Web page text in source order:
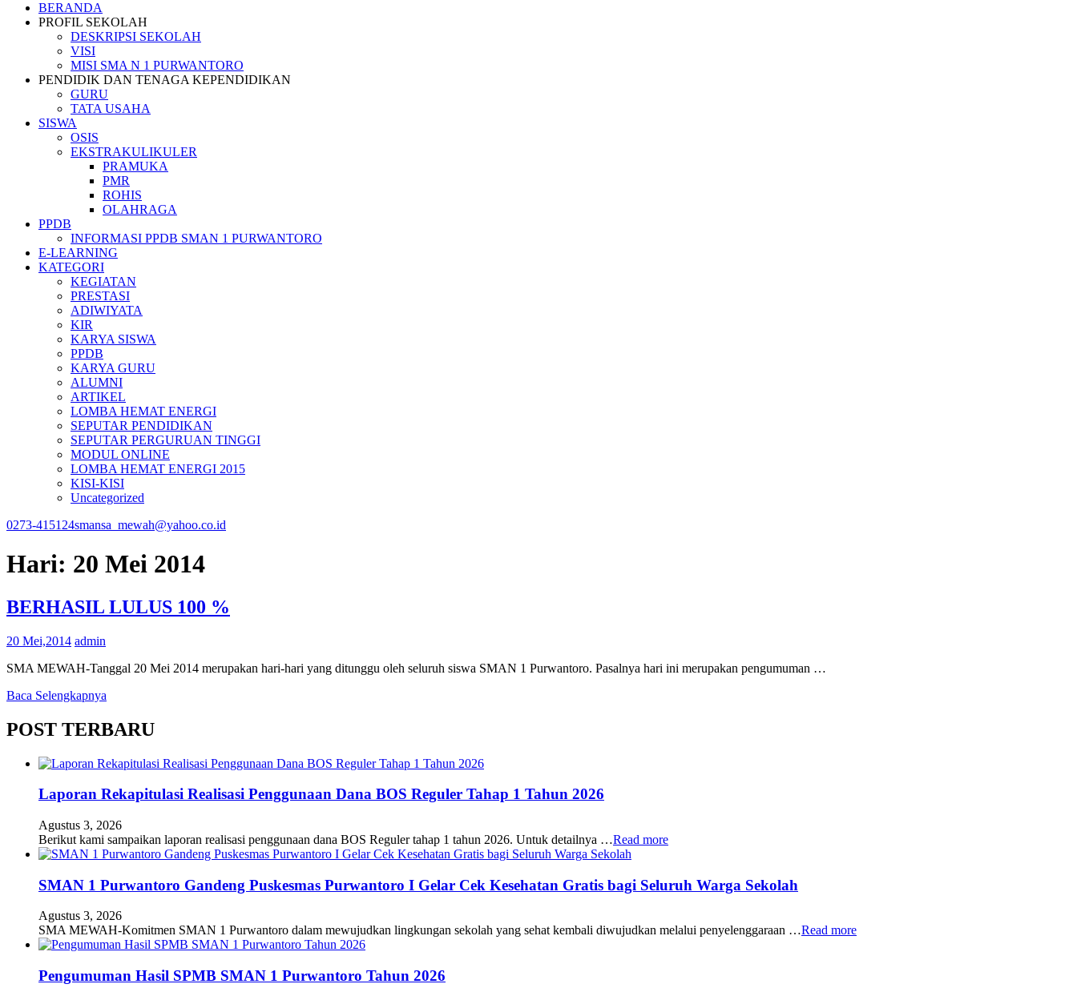
BERANDA
PROFIL SEKOLAH
DESKRIPSI SEKOLAH
VISI
MISI SMA N 1 PURWANTORO
PENDIDIK DAN TENAGA KEPENDIDIKAN
GURU
TATA USAHA
SISWA
OSIS
EKSTRAKULIKULER
PRAMUKA
PMR
ROHIS
OLAHRAGA
PPDB
INFORMASI PPDB SMAN 1 PURWANTORO
E-LEARNING
KATEGORI
KEGIATAN
PRESTASI
ADIWIYATA
KIR
KARYA SISWA
PPDB
KARYA GURU
ALUMNI
ARTIKEL
LOMBA HEMAT ENERGI
SEPUTAR PENDIDIKAN
SEPUTAR PERGURUAN TINGGI
MODUL ONLINE
LOMBA HEMAT ENERGI 2015
KISI-KISI
Uncategorized
0273-415124smansa_mewah@yahoo.co.id
Hari: 20 Mei 2014
BERHASIL LULUS 100 %
20 Mei,2014 admin
SMA MEWAH-Tanggal 20 Mei 2014 merupakan hari-hari yang ditunggu oleh seluruh siswa SMAN 1 Purwantoro. Pasalnya hari ini merupakan pengumuman …
Baca Selengkapnya
POST TERBARU
Laporan Rekapitulasi Realisasi Penggunaan Dana BOS Reguler Tahap 1 Tahun 2026
Agustus 3, 2026
Berikut kami sampaikan laporan realisasi penggunaan dana BOS Reguler tahap 1 tahun 2026. Untuk detailnya …Read more
SMAN 1 Purwantoro Gandeng Puskesmas Purwantoro I Gelar Cek Kesehatan Gratis bagi Seluruh Warga Sekolah
Agustus 3, 2026
SMA MEWAH-Komitmen SMAN 1 Purwantoro dalam mewujudkan lingkungan sekolah yang sehat kembali diwujudkan melalui penyelenggaraan …Read more
Pengumuman Hasil SPMB SMAN 1 Purwantoro Tahun 2026